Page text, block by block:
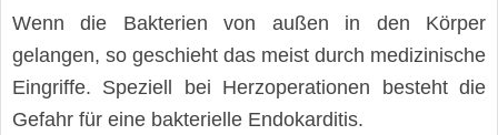
Wenn die Bakterien von außen in den Körper
gelangen, so geschieht das meist durch medizinische
Eingriffe. Speziell bei Herzoperationen besteht die
Gefahr für eine bakterielle Endokarditis.